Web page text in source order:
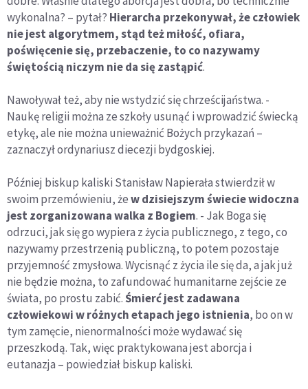
wykonalna? – pytał? Hierarcha przekonywał, że człowiek
nie jest algorytmem, stąd też miłość, ofiara,
poświęcenie się, przebaczenie, to co nazywamy
świętością niczym nie da się zastąpić.
Nawoływał też, aby nie wstydzić się chrześcijaństwa. -
Naukę religii można ze szkoły usunąć i wprowadzić świecką
etykę, ale nie można unieważnić Bożych przykazań –
zaznaczył ordynariusz diecezji bydgoskiej.
Później biskup kaliski Stanisław Napierała stwierdził w
swoim przemówieniu, żew dzisiejszym świecie widoczna
jest zorganizowana walka z Bogiem. - Jak Boga się
odrzuci, jak się go wypiera z życia publicznego, z tego, co
nazywamy przestrzenią publiczną, to potem pozostaje
przyjemność zmysłowa. Wycisnąć z życia ile się da, a jak już
nie będzie można, to zafundować humanitarne zejście ze
świata, po prostu zabić.Śmierć jest zadawana
człowiekowi w różnych etapach jego istnienia, bo on w
tym zamęcie, nienormalności może wydawać się
przeszkodą. Tak, więc praktykowana jest aborcja i
eutanazja – powiedział biskup kaliski.